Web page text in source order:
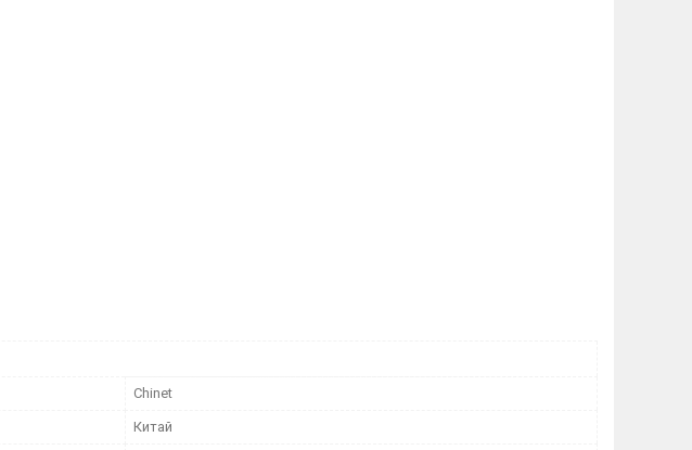
Chinet
Китай